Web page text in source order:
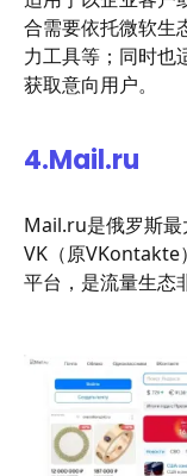
合需要依托微软生
力工具等；同时也
获取意向用户。
4.Mail.ru
Mail.ru是俄罗斯最
VK（原VKontakte
平台，是流量生态